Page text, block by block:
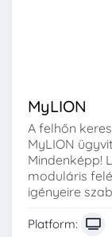
MyLION
A felhőn
MyLION
Mindenképp!
moduláris
igényeire
Platform: